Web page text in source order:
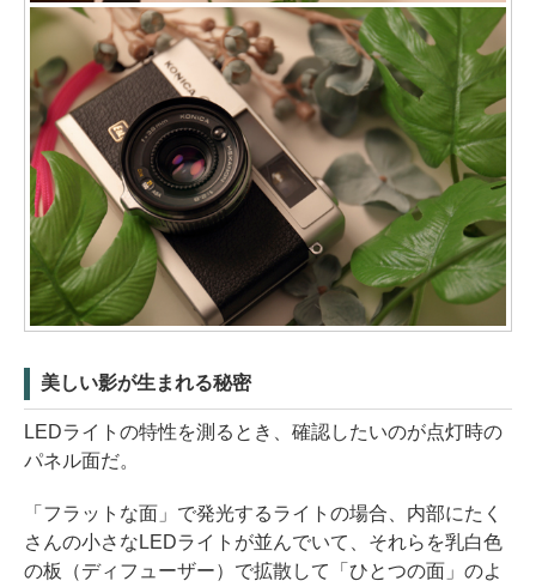
美しい影が生まれる秘密
LEDライトの特性を測るとき、確認したいのが点灯時の
パネル面だ。
「フラットな面」で発光するライトの場合、内部にたく
さんの小さなLEDライトが並んでいて、それらを乳白色
の板（ディフューザー）で拡散して「ひとつの面」のよ